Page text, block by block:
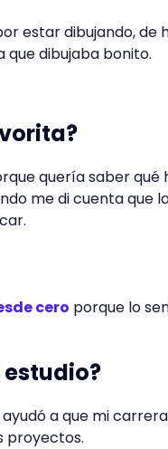
estar dibujando, de
dibujaba bonito.
quería saber qué
me di cuenta que
cero porque lo
a que mi
proyectos.